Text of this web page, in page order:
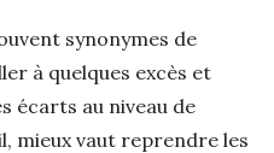
synonymes de
à quelques excès et
écarts au niveau de
mieux vaut reprendre les